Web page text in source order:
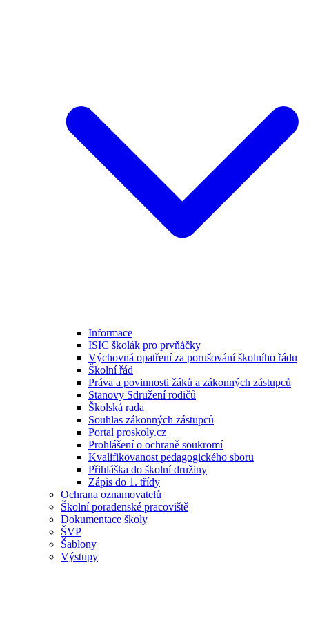
Informace
ISIC školák pro prvňáčky
Výchovná opatření za porušování školního řádu
Školní řád
Práva a povinnosti žáků a zákonných zástupců
Stanovy Sdružení rodičů
Školská rada
Souhlas zákonných zástupců
Portal proskoly.cz
Prohlášení o ochraně soukromí
Kvalifikovanost pedagogického sboru
Přihláška do školní družiny
Zápis do 1. třídy
Ochrana oznamovatelů
Školní poradenské pracoviště
Dokumentace školy
ŠVP
Šablony
Výstupy